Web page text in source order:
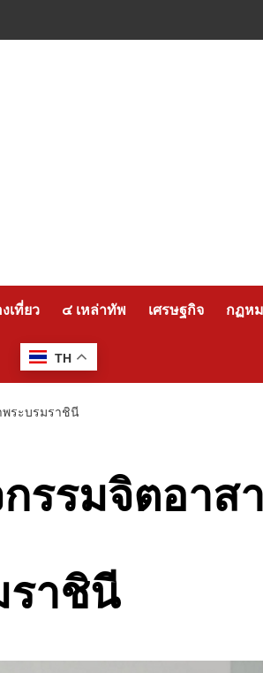
เที่ยว ๔ เหล่าทัพ เศรษฐกิจ กฏห
TH
ระบรมราชินี
รรมจิตอาสา
ราชินี